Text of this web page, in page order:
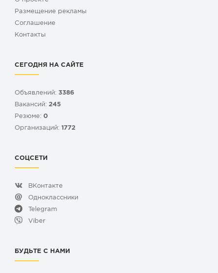
Размещение рекламы
Cоглашение
Контакты
СЕГОДНЯ НА САЙТЕ
Объявлений: 3386
Вакансий: 245
Резюме: 0
Организаций: 1772
СОЦСЕТИ
ВКонтакте
Одноклассники
Telegram
Viber
БУДЬТЕ С НАМИ